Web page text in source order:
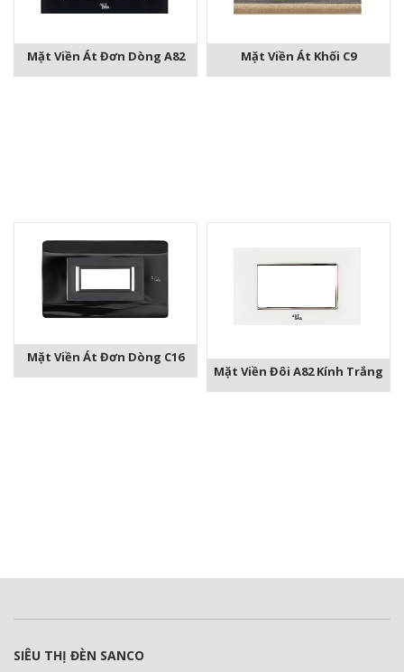
Mặt Viền Át Đơn Dòng A82 Mặt Viền Át Khối C9
Mặt Viền Át Đơn Dòng C16
Mặt Viền Đôi A82 Kính Trắng
SIÊU THỊ ĐÈN SANCO